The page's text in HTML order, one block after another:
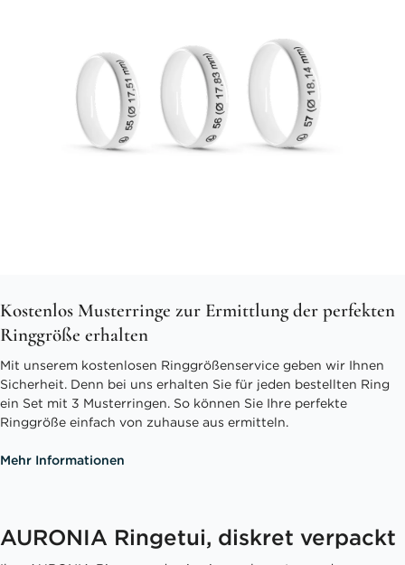
Kostenlos Musterringe zur Ermittlung der perfekten
Ringgröße erhalten
Mit unserem kostenlosen Ringgrößenservice geben wir Ihnen
Sicherheit. Denn bei uns erhalten Sie für jeden bestellten Ring
ein Set mit 3 Musterringen. So können Sie Ihre perfekte
Ringgröße einfach von zuhause aus ermitteln.
Mehr Informationen
AURONIA Ringetui, diskret verpackt